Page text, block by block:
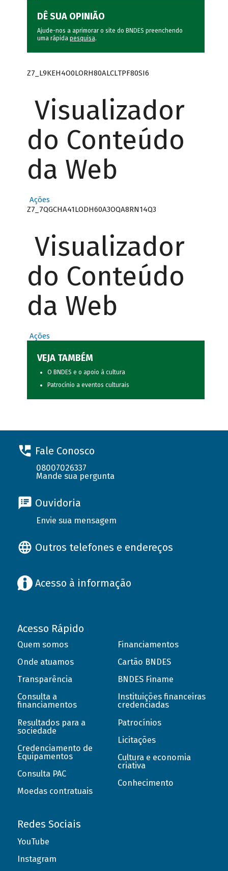
DÊ SUA OPINIÃO
Ajude-nos a aprimorar o site do BNDES preenchendo
uma rápida pesquisa.
Z7_L9KEH4O0LORH80ALCLTPF80SI6
Visualizador
do Conteúdo
da Web
Ações
Z7_7QGCHA41LODH60A3OQA8RN14Q3
Visualizador
do Conteúdo
da Web
Ações
VEJA TAMBÉM
O BNDES e o apoio à cultura
Patrocínio a eventos culturais
Fale Conosco
08007026337
Mande sua pergunta
Ouvidoria
Envie sua mensagem
Outros telefones e endereços
Acesso à informação
Acesso Rápido
Quem somos
Onde atuamos
Transparência
Consulta a
financiamentos
Resultados para a
sociedade
Credenciamento de
Equipamentos
Consulta PAC
Moedas contratuais
Financiamentos
Cartão BNDES
BNDES Finame
Instituições financeiras
credenciadas
Patrocínios
Licitações
Cultura e economia
criativa
Conhecimento
Redes Sociais
YouTube
Instagram